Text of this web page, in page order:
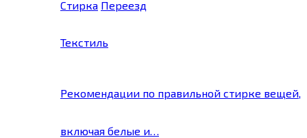
Стирка Переезд
Текстиль
Рекомендации по правильной стирке вещей,
включая белые и…